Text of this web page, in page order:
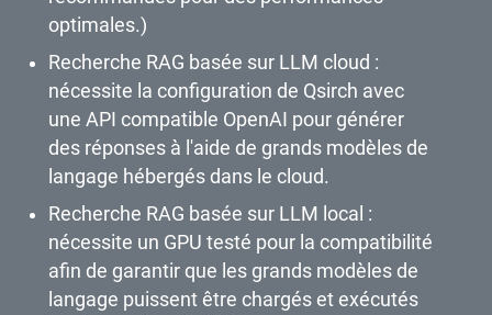
optimales.)
Recherche RAG basée sur LLM cloud :
nécessite la configuration de Qsirch avec
une API compatible OpenAI pour générer
des réponses à l'aide de grands modèles de
langage hébergés dans le cloud.
Recherche RAG basée sur LLM local :
nécessite un GPU testé pour la compatibilité
afin de garantir que les grands modèles de
langage puissent être chargés et exécutés